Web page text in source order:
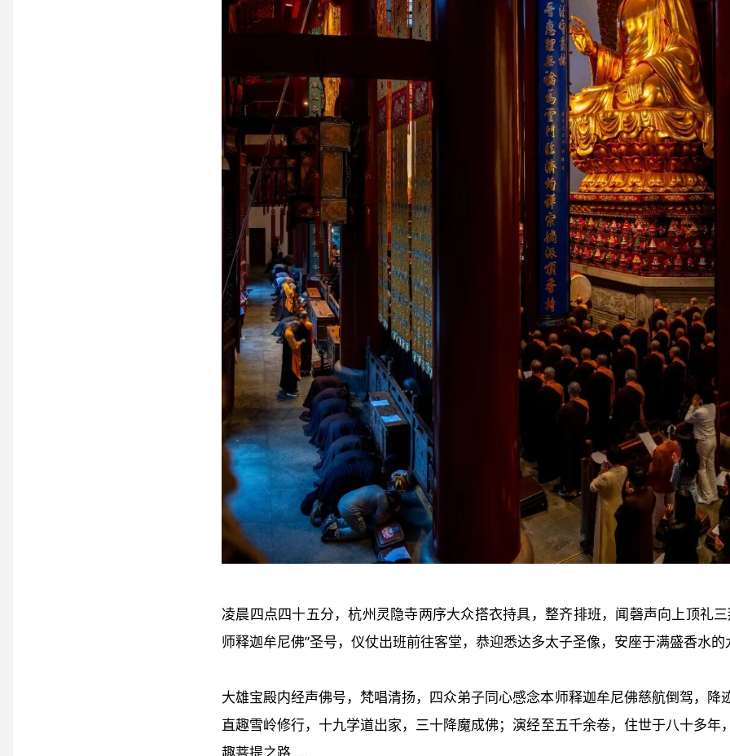
凌晨四点四十五分，杭州灵隐寺两序大众搭衣持具，整齐排班，闻磬声向上顶礼
师释迦牟尼佛”圣号，仪仗出班前往客堂，恭迎悉达多太子圣像，安座于满盛香水的
大雄宝殿内经声佛号，梵唱清扬，四众弟子同心感念本师释迦牟尼佛慈航倒驾，降
直趣雪岭修行，十九学道出家，三十降魔成佛；演经至五千余卷，住世于八十多年
趣菩提之路……